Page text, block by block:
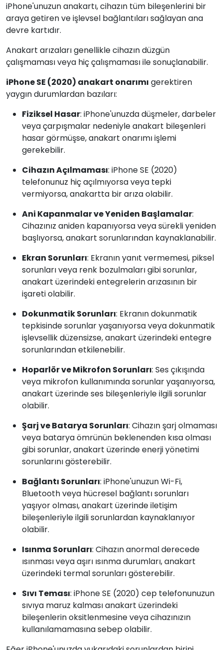
iPhone'unuzun anakartı, cihazın tüm bileşenlerini bir
araya getiren ve işlevsel bağlantıları sağlayan ana
devre kartıdır.
Anakart arızaları genellikle cihazın düzgün
çalışmaması veya hiç çalışmaması ile sonuçlanabilir.
iPhone SE (2020) anakart onarımı gerektiren
yaygın durumlardan bazıları:
Fiziksel Hasar: iPhone'unuzda düşmeler, darbeler
veya çarpışmalar nedeniyle anakart bileşenleri
hasar görmüşse, anakart onarımı işlemi
gerekebilir.
Cihazın Açılmaması: iPhone SE (2020)
telefonunuz hiç açılmıyorsa veya tepki
vermiyorsa, anakartta bir arıza olabilir.
Ani Kapanmalar ve Yeniden Başlamalar:
Cihazınız aniden kapanıyorsa veya sürekli yeniden
başlıyorsa, anakart sorunlarından kaynaklanabilir.
Ekran Sorunları: Ekranın yanıt vermemesi, piksel
sorunları veya renk bozulmaları gibi sorunlar,
anakart üzerindeki entegrelerin arızasının bir
işareti olabilir.
Dokunmatik Sorunları: Ekranın dokunmatik
tepkisinde sorunlar yaşanıyorsa veya dokunmatik
işlevsellik düzensizse, anakart üzerindeki entegre
sorunlarından etkilenebilir.
Hoparlör ve Mikrofon Sorunları: Ses çıkışında
veya mikrofon kullanımında sorunlar yaşanıyorsa,
anakart üzerinde ses bileşenleriyle ilgili sorunlar
olabilir.
Şarj ve Batarya Sorunları: Cihazın şarj olmaması
veya batarya ömrünün beklenenden kısa olması
gibi sorunlar, anakart üzerinde enerji yönetimi
sorunlarını gösterebilir.
Bağlantı Sorunları: iPhone'unuzun Wi-Fi,
Bluetooth veya hücresel bağlantı sorunları
yaşıyor olması, anakart üzerinde iletişim
bileşenleriyle ilgili sorunlardan kaynaklanıyor
olabilir.
Isınma Sorunları: Cihazın anormal derecede
ısınması veya aşırı ısınma durumları, anakart
üzerindeki termal sorunları gösterebilir.
Sıvı Teması: iPhone SE (2020) cep telefonunuzun
sıvıya maruz kalması anakart üzerindeki
bileşenlerin oksitlenmesine veya cihazınızın
kullanılamamasına sebep olabilir.